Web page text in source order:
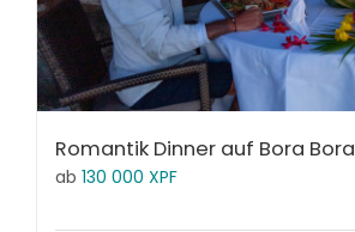
Romantik Dinner auf Bora Bora
ab 130 000 XPF